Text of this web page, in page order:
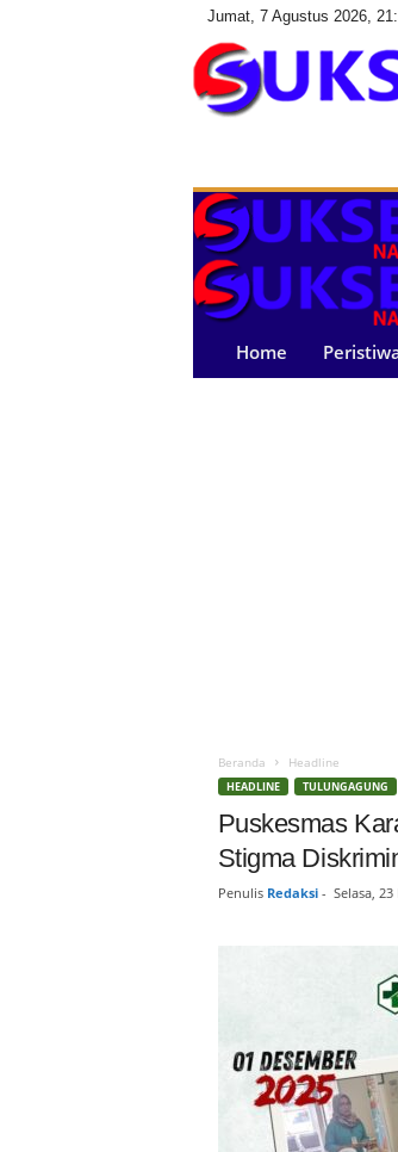
Jumat, 7 Agustus 2026,
s
e
i
N
i
Home
Beranda Headline
HEADLINE TULUNGAGUNG
Puskesmas
Stigma
Penulis Redaksi- Selasa,